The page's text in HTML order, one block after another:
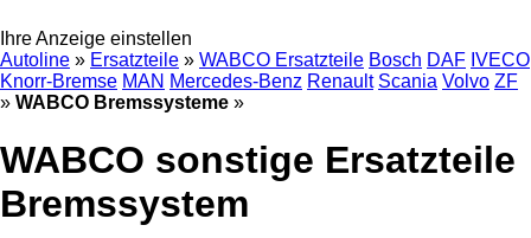
Ihre Anzeige einstellen
Autoline » Ersatzteile » WABCO Ersatzteile Bosch DAF IVECO
Knorr-Bremse MAN Mercedes-Benz Renault Scania Volvo ZF
» WABCO Bremssysteme »
WABCO sonstige Ersatzteile
Bremssystem